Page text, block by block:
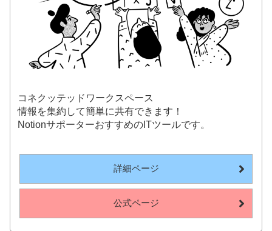
コネクッテッドワークスペース
情報を集約して簡単に共有できます！
NotionサポーターおすすめのITツールです。
詳細ページ
公式ページ